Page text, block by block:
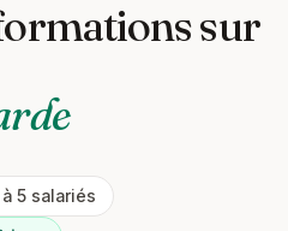
sur
5 salariés